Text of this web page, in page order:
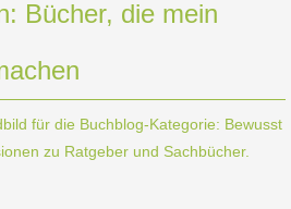
Bücher, die mein